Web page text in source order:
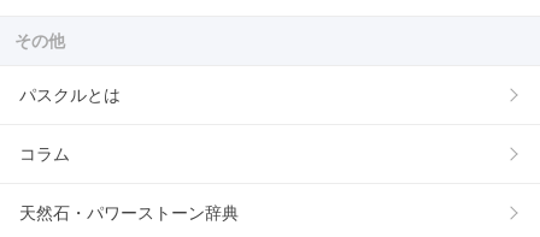
その他
パスクルとは
コラム
天然石・パワーストーン辞典